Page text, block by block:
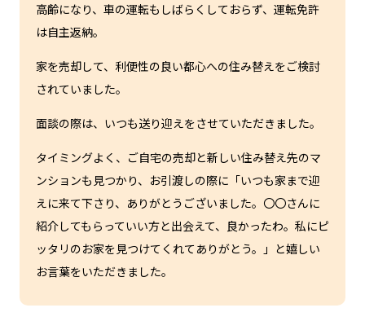
高齢になり、車の運転もしばらくしておらず、運転免許
は自主返納。
家を売却して、利便性の良い都心への住み替えをご検討
されていました。
面談の際は、いつも送り迎えをさせていただきました。
タイミングよく、ご自宅の売却と新しい住み替え先のマ
ンションも見つかり、お引渡しの際に「いつも家まで迎
えに来て下さり、ありがとうございました。〇〇さんに
紹介してもらっていい方と出会えて、良かったわ。私にピ
ッタリのお家を見つけてくれてありがとう。」と嬉しい
お言葉をいただきました。